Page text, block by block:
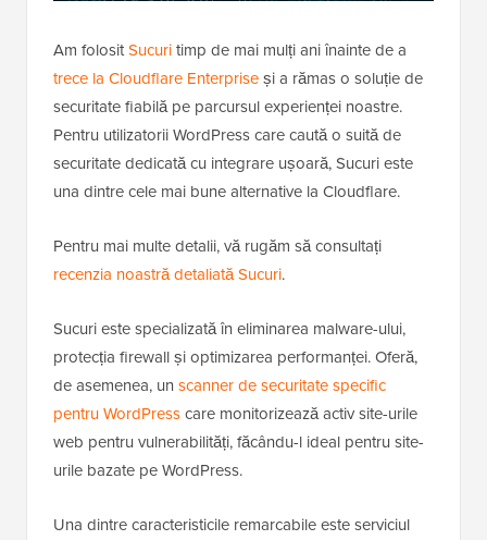
Am folositSucuritimp de mai mulți ani înainte de a
trece la Cloudflare Enterpriseși a rămas o soluție de
securitate fiabilă pe parcursul experienței noastre.
Pentru utilizatorii WordPress care caută o suită de
securitate dedicată cu integrare ușoară, Sucuri este
una dintre cele mai bune alternative la Cloudflare.
Pentru mai multe detalii, vă rugăm să consultați
recenzia noastră detaliată Sucuri.
Sucuri este specializată în eliminarea malware-ului,
protecția firewall și optimizarea performanței. Oferă,
de asemenea, un scanner de securitate specific
pentru WordPresscare monitorizează activ site-urile
web pentru vulnerabilități, făcându-l ideal pentru site-
urile bazate pe WordPress.
Una dintre caracteristicile remarcabile este serviciul